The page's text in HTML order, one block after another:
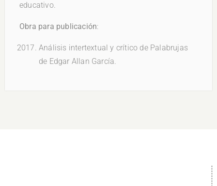
educativo.
Obra para publicación:
Análisis intertextual y crítico de Palabrujas
de Edgar Allan García.